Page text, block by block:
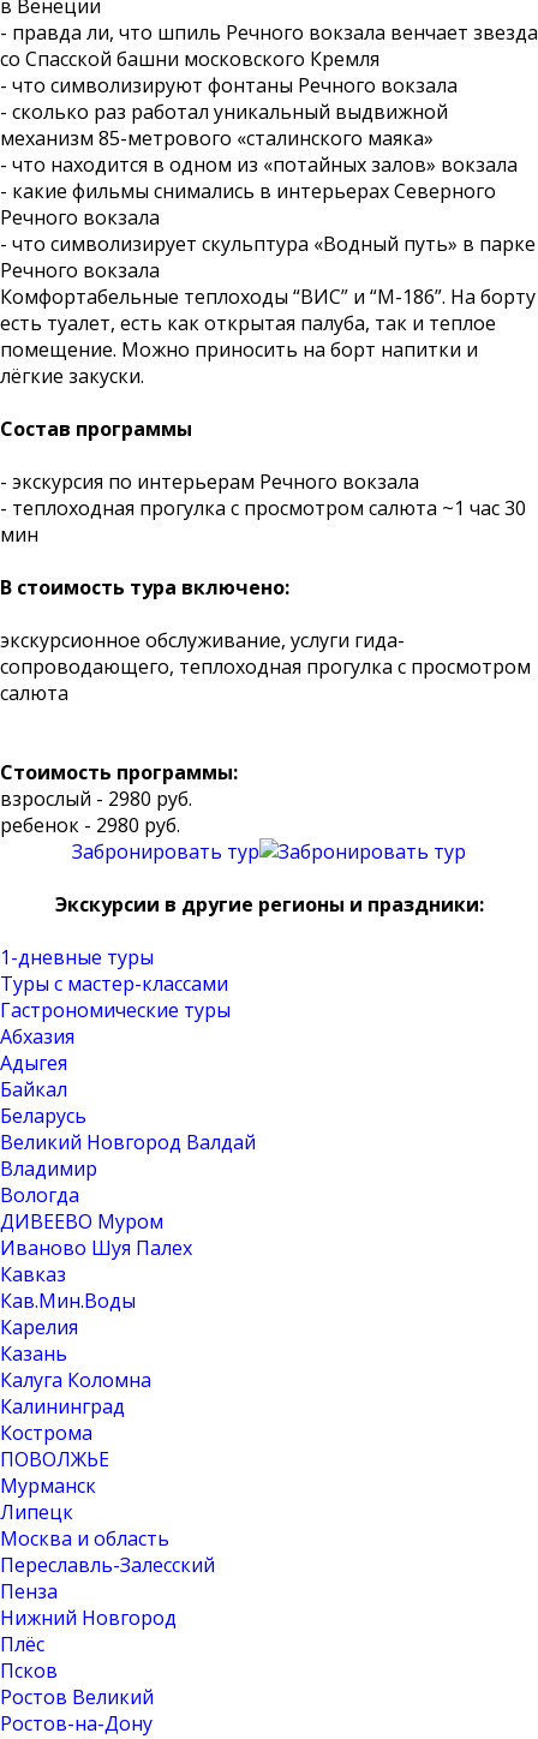
в Венеции
- правда ли, что шпиль Речного вокзала венчает звезда
со Спасской башни московского Кремля
- что символизируют фонтаны Речного вокзала
- сколько раз работал уникальный выдвижной
механизм 85-метрового «сталинского маяка»
- что находится в одном из «потайных залов» вокзала
- какие фильмы снимались в интерьерах Северного
Речного вокзала
- что символизирует скульптура «Водный путь» в парке
Речного вокзала
Комфортабельные теплоходы “ВИС” и “М-186”. На борту
есть туалет, есть как открытая палуба, так и теплое
помещение. Можно приносить на борт напитки и
лёгкие закуски.
Состав программы
- экскурсия по интерьерам Речного вокзала
- теплоходная прогулка с просмотром салюта ~1 час 30
мин
В стоимость тура включено:
экскурсионное обслуживание, услуги гида-
сопроводающего, теплоходная прогулка с просмотром
салюта
Стоимость программы:
взрослый - 2980 руб.
ребенок - 2980 руб.
Забронировать тур
Экскурсии в другие регионы и праздники:
1-дневные туры
Туры с мастер-классами
Гастрономические туры
Абхазия
Адыгея
Байкал
Беларусь
Великий Новгород Валдай
Владимир
Вологда
ДИВЕЕВО Муром
Иваново Шуя Палех
Кавказ
Кав.Мин.Воды
Карелия
Казань
Калуга Коломна
Калининград
Кострома
ПОВОЛЖЬЕ
Мурманск
Липецк
Москва и область
Переславль-Залесский
Пенза
Нижний Новгород
Плёс
Псков
Ростов Великий
Ростов-на-Дону